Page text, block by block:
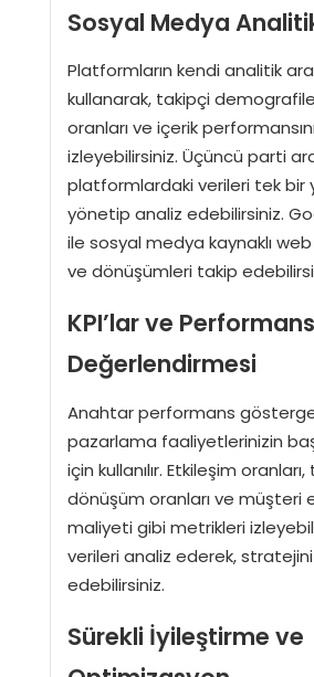
Sosyal Medya
Platformların kendi analitik
kullanarak, takipçi
oranları ve içerik performansını
izleyebilirsiniz. Üçüncü parti
platformlardaki verileri tek bir
yönetip analiz edebilirsiniz.
ile sosyal medya kaynaklı
ve dönüşümleri takip
KPI’lar ve Performans
Değerlendirmesi
Anahtar performans
pazarlama faaliyetlerinizin
için kullanılır. Etkileşim oranları,
dönüşüm oranları ve müşteri
maliyeti gibi metrikleri
verileri analiz ederek,
edebilirsiniz.
Sürekli İyileştirme ve